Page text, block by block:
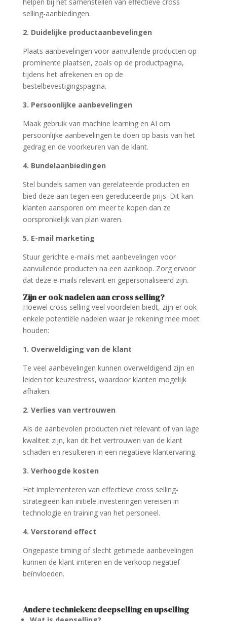
helpen bij het samenstellen van effectieve cross
selling-aanbiedingen.
2. Duidelijke productaanbevelingen
Plaats aanbevelingen voor aanvullende producten op
prominente plaatsen, zoals op de productpagina,
tijdens het afrekenen en op de
bestelbevestigingspagina.
3. Persoonlijke aanbevelingen
Maak gebruik van machine learning en AI om
persoonlijke aanbevelingen te doen op basis van het
gedrag en de voorkeuren van de klant.
4. Bundelaanbiedingen
Stel bundels samen van gerelateerde producten en
bied deze aan tegen een gereduceerde prijs. Dit kan
klanten aansporen om meer te kopen dan ze
oorspronkelijk van plan waren.
5. E-mail marketing
Stuur gerichte e-mails met aanbevelingen voor
aanvullende producten na een aankoop. Zorg ervoor
dat deze e-mails relevant en gepersonaliseerd zijn.
Zijn er ook nadelen aan cross selling?
Hoewel cross selling veel voordelen biedt, zijn er ook
enkele potentiële nadelen waar je rekening mee moet
houden:
1. Overweldiging van de klant
Te veel aanbevelingen kunnen overweldigend zijn en
leiden tot keuzestress, waardoor klanten mogelijk
afhaken.
2. Verlies van vertrouwen
Als de aanbevolen producten niet relevant of van lage
kwaliteit zijn, kan dit het vertrouwen van de klant
schaden en resulteren in een negatieve klantervaring.
3. Verhoogde kosten
Het implementeren van effectieve cross selling-
strategieën kan initiële investeringen vereisen in
technologie en training van het personeel.
4. Verstorend effect
Ongepaste timing of slecht getimede aanbevelingen
kunnen de klant irriteren en de verkoop negatief
beïnvloeden.
Andere technieken: deepselling en upselling